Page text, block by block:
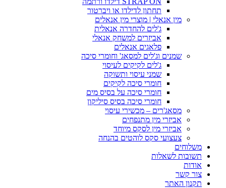
תחתון לדילדו או ויברטור
מין אנאלי | מוצרי מין אנאלים
ג'לים להחדרה אנאלית
אביזרים למשחק אנאלי
פלאגים אנאלים
שמנים וג'לים למסאג' וחומרי סיכה
ג'לים לקיקים לעיסוי
שמני עיסוי ותשוקה
חומרי סיכה לקיקים
חומרי סיכה על בסיס מים
חומרי סיכה בסיס סיליקון
מסאג'רים – מכשירי עיסוי
אביזרי מין מתנפחים
אביזרי מין לסקס מיוחד
צעצועי סקס לוהטים בהנחה
משלוחים
תשובות לשאלות
אודות
צור קשר
תקנון האתר